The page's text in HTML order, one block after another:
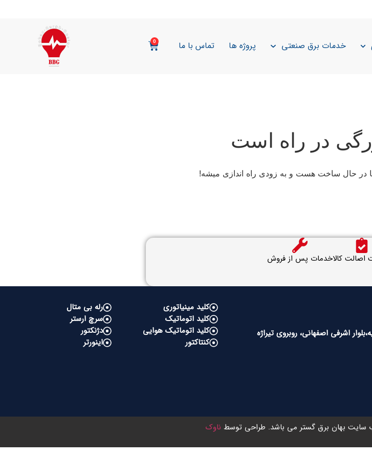
خدمات برق صنعتی پروژه ها تماس با ما 0
در راه است
در حال ساخت هست و به زودی راه اندازی میشه!
اصالت کالاخدمات پس از فروش
اشرفی اصفهانی، روبروی تیراژه
کلید مینیاتوری
کلید اتوماتیک
کلید اتوماتیک هوایی
کنتاکتور
رله بی متال
سرچ ارستر
دژنکتور
اینورتر
سایت بهان برق گستر می باشد. طراحی توسط ناوک